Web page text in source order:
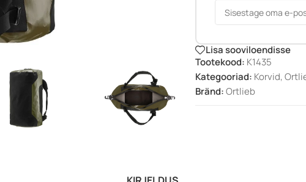
Lisa sooviloendisse
Tootekood: K1435
Kategooriad: Korvid,
Bränd:Ortlieb